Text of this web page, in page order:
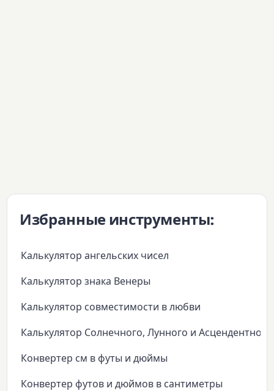
Избранные инструменты:
Калькулятор ангельских чисел
Калькулятор знака Венеры
Калькулятор совместимости в любви
Калькулятор Солнечного, Лунного и Асцендентного
Конвертер см в футы и дюймы
Конвертер футов и дюймов в сантиметры